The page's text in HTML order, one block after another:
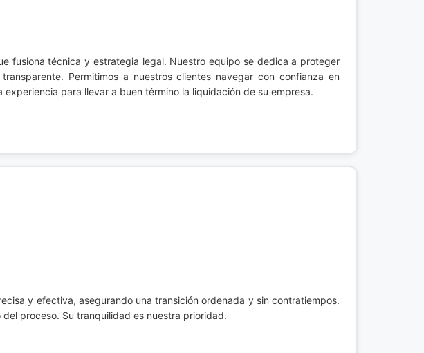
fusiona técnica y estrategia legal. Nuestro equipo se dedica a proteger
Permitimos a nuestros clientes navegar con confianza en
para llevar a buen término la liquidación de su empresa.
y efectiva, asegurando una transición ordenada y sin contratiempos.
proceso. Su tranquilidad es nuestra prioridad.